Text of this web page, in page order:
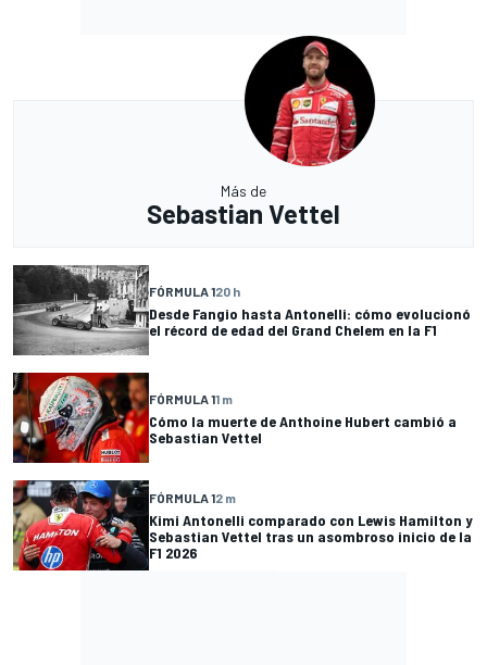
Más de
Sebastian Vettel
FÓRMULA 120 h
Desde Fangio hasta Antonelli: cómo evolucionó
el récord de edad del Grand Chelem en la F1
FÓRMULA 11 m
Cómo la muerte de Anthoine Hubert cambió a
Sebastian Vettel
FÓRMULA 12 m
Kimi Antonelli comparado con Lewis Hamilton y
Sebastian Vettel tras un asombroso inicio de la
F1 2026